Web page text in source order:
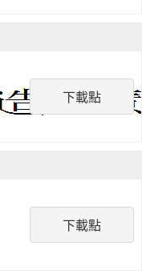
下載點
下載點